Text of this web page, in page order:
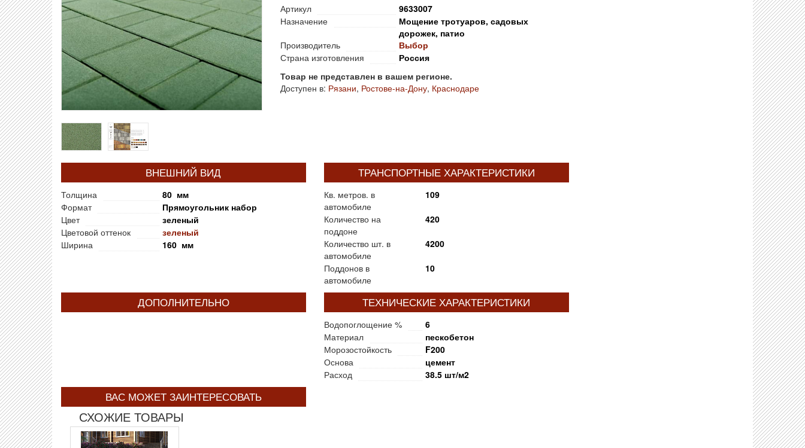
Артикул
9633007
Назначение
Мощение тротуаров, садовых
дорожек, патио
Производитель
Выбор
Страна изготовления
Россия
Товар не представлен в вашем регионе.
Доступен в: Рязани, Ростове-на-Дону, Краснодаре
ВНЕШНИЙ ВИД
Толщина
80 мм
Формат
Прямоугольник набор
Цвет
зеленый
Цветовой оттенок
зеленый
Ширина
160 мм
ТРАНСПОРТНЫЕ ХАРАКТЕРИСТИКИ
Кв. метров. в
автомобиле
109
Количество на
поддоне
420
Количество шт. в
автомобиле
4200
Поддонов в
автомобиле
10
ДОПОЛНИТЕЛЬНО ТЕХНИЧЕСКИЕ ХАРАКТЕРИСТИКИ
Водопоглощение %
6
Материал
пескобетон
Морозостойкость
F200
Основа
цемент
Расход
38.5 шт/м2
ВАС МОЖЕТ ЗАИНТЕРЕСОВАТЬ
СХОЖИЕ ТОВАРЫ